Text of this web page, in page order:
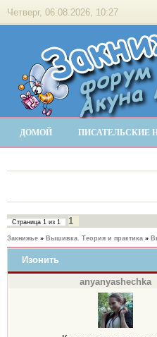
Четверг, 06.08.2026, 10:27
ДОМОЙ ПИСАТЕЛЬСКИЕ
Страница 1 из 1 1
Закнижье » Вышивка. Теория и практика »
Изонить
anyanyashechka